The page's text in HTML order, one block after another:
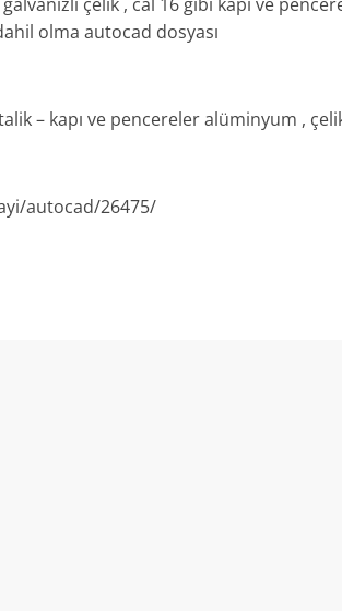
olma autocad dosyası
– kapı ve pencereler alüminyum ,
autocad/26475/